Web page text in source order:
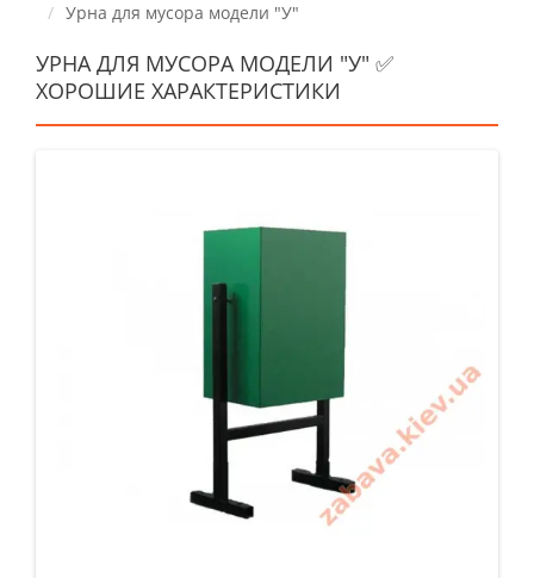
Урна для мусора модели "У"
УРНА ДЛЯ МУСОРА МОДЕЛИ "У" ✅
ХОРОШИЕ ХАРАКТЕРИСТИКИ